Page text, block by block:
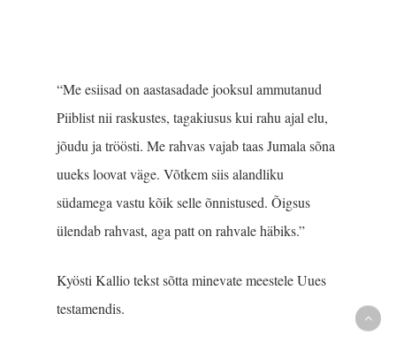
“Me esiisad on aastasadade jooksul ammutanud
Piiblist nii raskustes, tagakiusus kui rahu ajal elu,
jõudu ja tröösti. Me rahvas vajab taas Jumala sõna
uueks loovat väge. Võtkem siis alandliku
südamega vastu kõik selle õnnistused. Õigsus
ülendab rahvast, aga patt on rahvale häbiks.”
Kyösti Kallio tekst sõtta minevate meestele Uues
testamendis.